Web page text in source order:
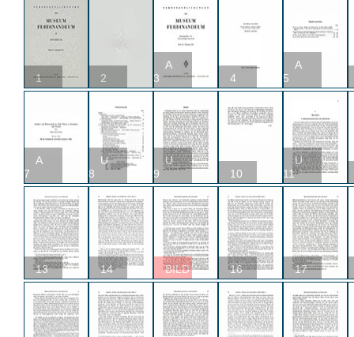
1 2
A
3
4
A
5
A
7
U
8
U
9
10
U
11
13 14 BILD 16 17